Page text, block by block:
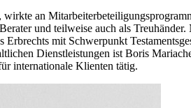
an
und teilweise auch als
mit Schwerpunkt
Dienstleistungen ist Boris
internationale Klienten tätig.